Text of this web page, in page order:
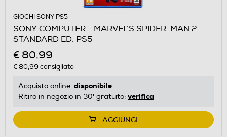
GIOCHI SONY PS5
SONY COMPUTER - MARVEL’S SPIDER-MAN 2
STANDARD ED. PS5
€ 80,99
€ 80,99 consigliato
Acquisto online: disponibile
Ritiro in negozio in 30' gratuito: verifica
AGGIUNGI